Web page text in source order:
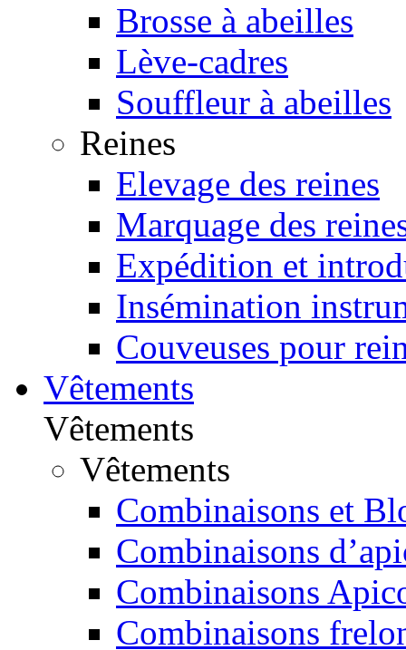
Brosse à abeilles
Lève-cadres
Souffleur à abeilles
Reines
Elevage des reines
Marquage des
Expédition et
Insémination
Couveuses pour
Vêtements
Vêtements
Vêtements
Combinaisons et
Combinaisons
Combinaisons
Combinaisons